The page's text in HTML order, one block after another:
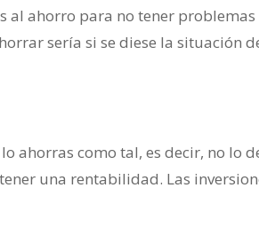
al ahorro para no tener problemas
sería si se diese la situación
ahorras como tal, es decir, no lo
una rentabilidad. Las